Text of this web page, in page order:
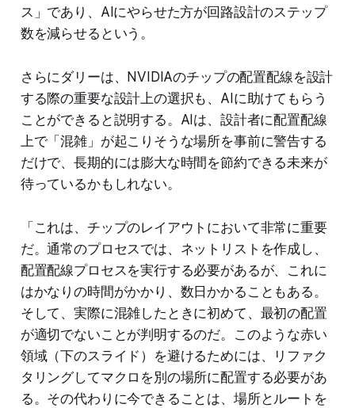
ス」であり、AIにやらせた方が回路設計のステップ
数を減らせるという。
さらにダリーは、NVIDIAのチップの配置配線を設計
する際の重要な設計上の選択も、AIに助けてもらう
ことができると説明する。AIは、設計者に配置配線
上で「混雑」が起こりそうな場所を事前に警告する
だけで、長期的には膨大な時間を節約できる未来が
待っているかもしれない。
「これは、チップのレイアウトにおいて非常に重要
だ。通常のプロセスでは、ネットリストを作成し、
配置配線プロセスを実行する必要があるが、これに
はかなりの時間がかかり、数日かかることもある。
そして、実際に混雑したときに初めて、最初の配置
が適切でないことが判明するのだ。このような赤い
領域（下のスライド）を避けるためには、リファク
タリングしてマクロを別の場所に配置する必要があ
る。その代わりに今できることは、場所とルートを